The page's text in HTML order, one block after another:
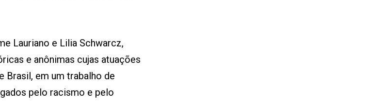
Lauriano e Lilia Schwarcz,
e anônimas cujas atuações
Brasil, em um trabalho de
pelo racismo e pelo